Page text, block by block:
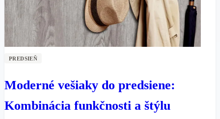
PREDSIEŇ
Moderné vešiaky do predsiene:
Kombinácia funkčnosti a štýlu